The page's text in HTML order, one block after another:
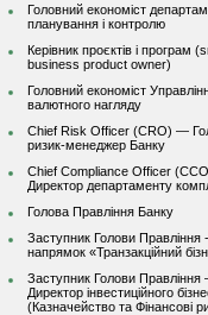
Головний економіст
планування і контролю
Керівник проєктів і програм
business product owner)
Головний економіст
валютного нагляду
Chief Risk Officer (CRO) —
ризик-менеджер Банку
Chief Compliance Officer
Директор департаменту
Голова Правління Банку
Заступник Голови Правління -
напрямок «Транзакційний
Заступник Голови
Директор інвестиційного
(Казначейство та Фінансові